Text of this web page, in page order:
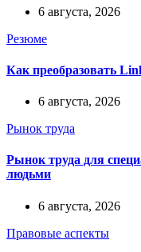
6 августа, 2026
Резюме
Как преобразовать
6 августа, 2026
Рынок труда
Рынок труда для
людьми
6 августа, 2026
Правовые аспекты